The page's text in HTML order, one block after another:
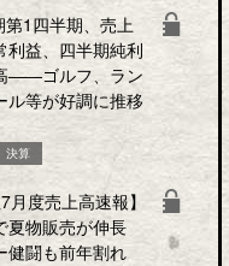
1四半期、売上
利益、四半期純利
――ゴルフ、ラン
ル等が好調に推移
決算
月度売上高速報】
夏物販売が伸長
健闘も前年割れ